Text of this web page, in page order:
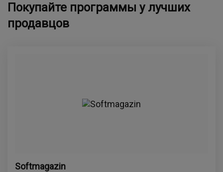
Покупайте программы у лучших
продавцов
Softmagazin